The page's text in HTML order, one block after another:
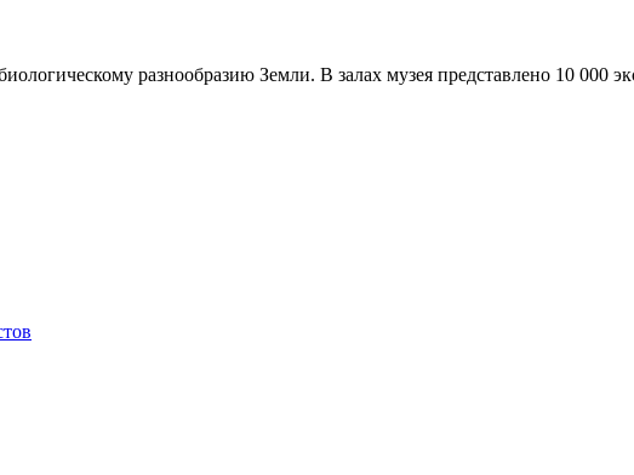
разнообразию Земли. В залах музея представлено 10